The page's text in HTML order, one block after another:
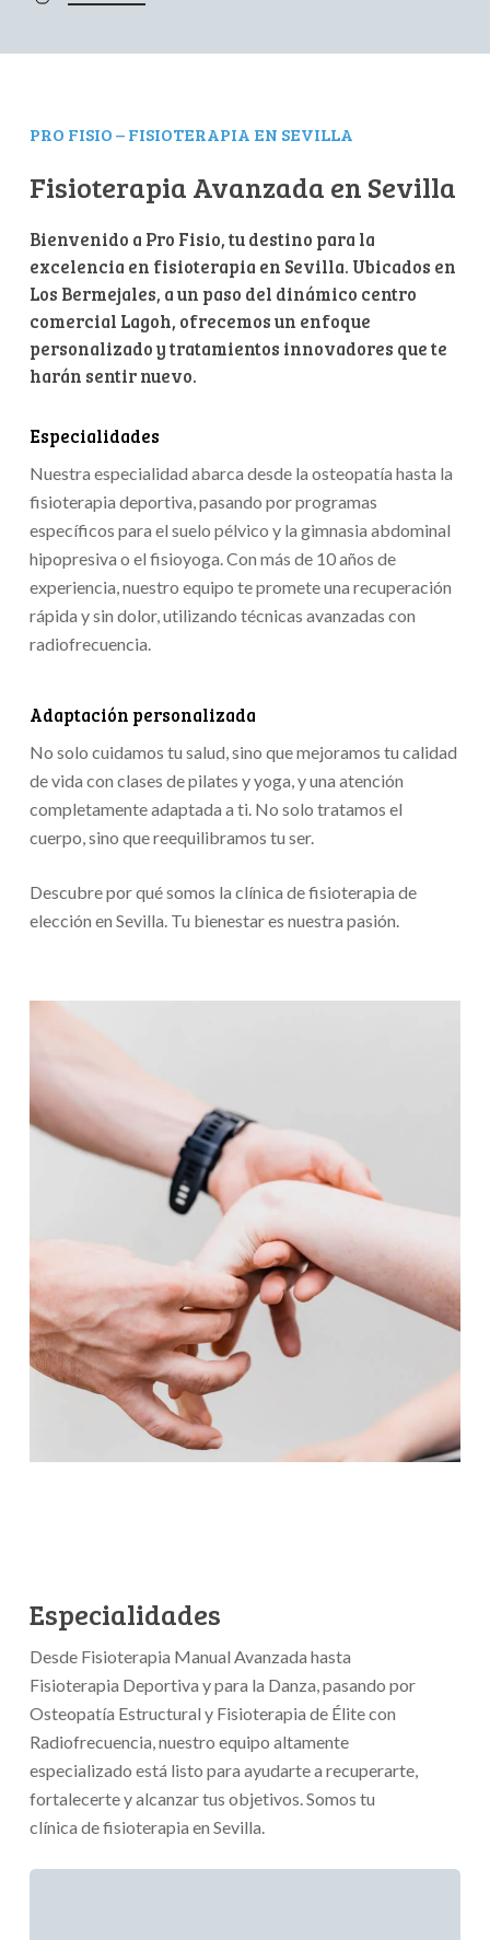
PRO FISIO – FISIOTERAPIA EN SEVILLA
Fisioterapia Avanzada en Sevilla
Bienvenido a Pro Fisio, tu destino para la
excelencia en fisioterapia en Sevilla. Ubicados en
Los Bermejales, a un paso del dinámico centro
comercial Lagoh, ofrecemos un enfoque
personalizado y tratamientos innovadores que te
harán sentir nuevo.
Especialidades
Nuestra especialidad abarca desde la osteopatía hasta la
fisioterapia deportiva, pasando por programas
específicos para el suelo pélvico y la gimnasia abdominal
hipopresiva o el fisioyoga. Con más de 10 años de
experiencia, nuestro equipo te promete una recuperación
rápida y sin dolor, utilizando técnicas avanzadas con
radiofrecuencia.
Adaptación personalizada
No solo cuidamos tu salud, sino que mejoramos tu calidad
de vida con clases de pilates y yoga, y una atención
completamente adaptada a ti. No solo tratamos el
cuerpo, sino que reequilibramos tu ser.
Descubre por qué somos la clínica de fisioterapia de
elección en Sevilla. Tu bienestar es nuestra pasión.
Especialidades
Desde Fisioterapia Manual Avanzada hasta
Fisioterapia Deportiva y para la Danza, pasando por
Osteopatía Estructural y Fisioterapia de Élite con
Radiofrecuencia, nuestro equipo altamente
especializado está listo para ayudarte a recuperarte,
fortalecerte y alcanzar tus objetivos. Somos tu
clínica de fisioterapia en Sevilla.